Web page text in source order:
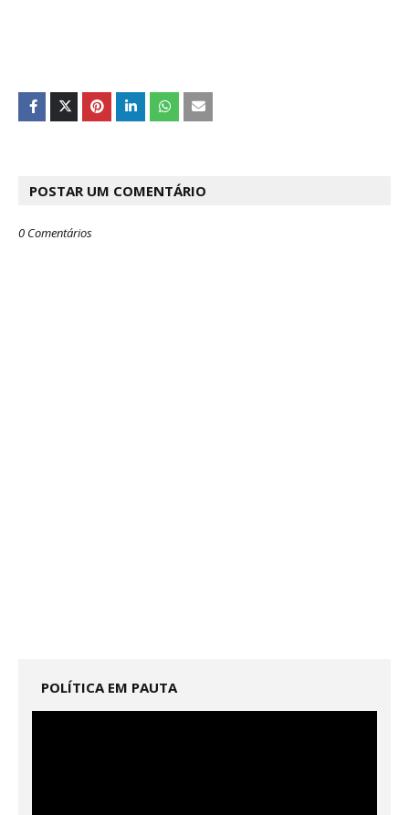
POSTAR UM COMENTÁRIO
0 Comentários
POLÍTICA EM PAUTA